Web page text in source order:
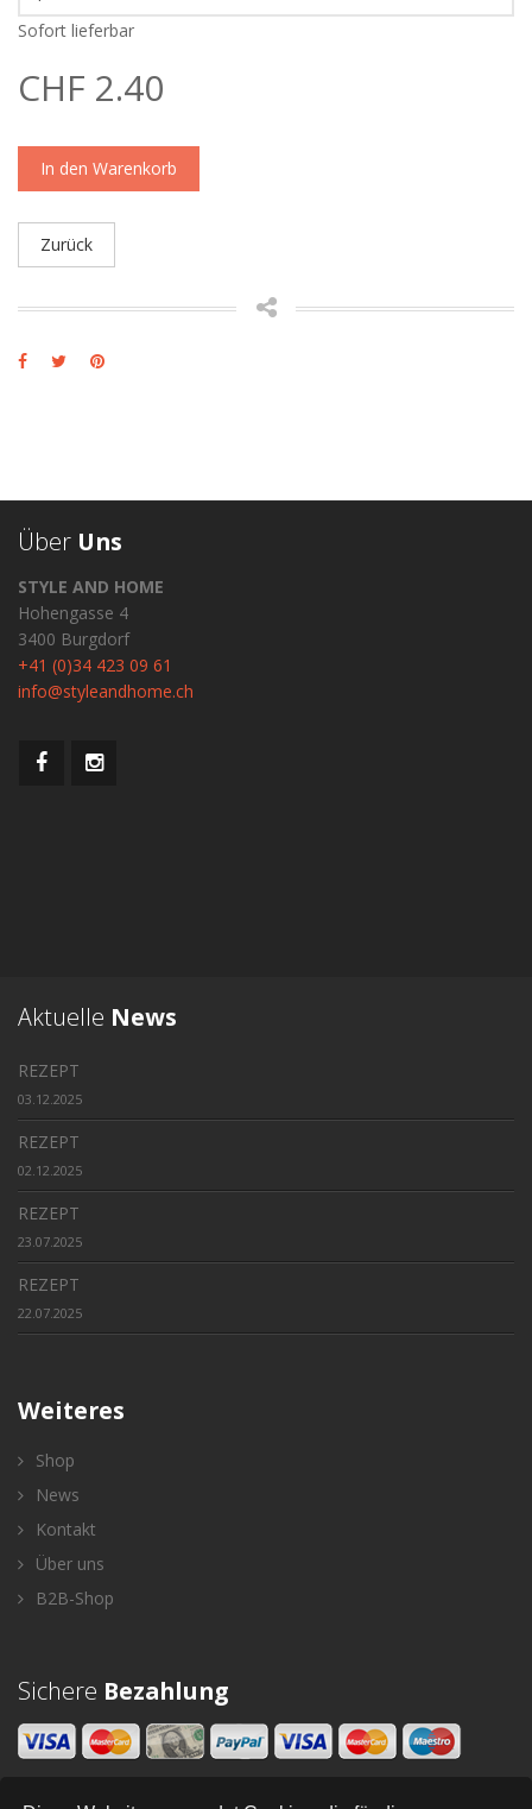
Sofort lieferbar
CHF 2.40
In den Warenkorb
Zurück
Über Uns
STYLE AND HOME
Hohengasse 4
3400 Burgdorf
+41 (0)34 423 09 61
info@styleandhome.ch
Aktuelle News
REZEPT
03.12.2025
REZEPT
02.12.2025
REZEPT
23.07.2025
REZEPT
22.07.2025
Weiteres
Shop
News
Kontakt
Über uns
B2B-Shop
Sichere Bezahlung